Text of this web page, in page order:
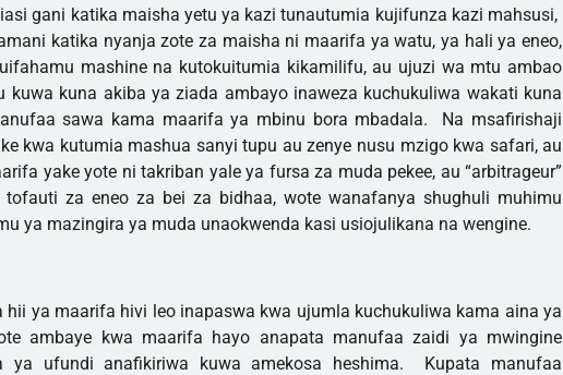
gani katika maisha yetu ya kazi tunautumia kujifunza kazi mahsusi,
katika nyanja zote za maisha ni maarifa ya watu, ya hali ya eneo,
mashine na kutokuitumia kikamilifu, au ujuzi wa mtu ambao
kuwa kuna akiba ya ziada ambayo inaweza kuchukuliwa wakati kuna
sawa kama maarifa ya mbinu bora mbadala. Na msafirishaji
kwa kutumia mashua sanyi tupu au zenye nusu mzigo kwa safari, au
yake yote ni takriban yale ya fursa za muda pekee, au “arbitrageur”
za eneo za bei za bidhaa, wote wanafanya shughuli muhimu
ya mazingira ya muda unaokwenda kasi usiojulikana na wengine.
ya maarifa hivi leo inapaswa kwa ujumla kuchukuliwa kama aina ya
ambaye kwa maarifa hayo anapata manufaa zaidi ya mwingine
ya ufundi anafikiriwa kuwa amekosa heshima. Kupata manufaa